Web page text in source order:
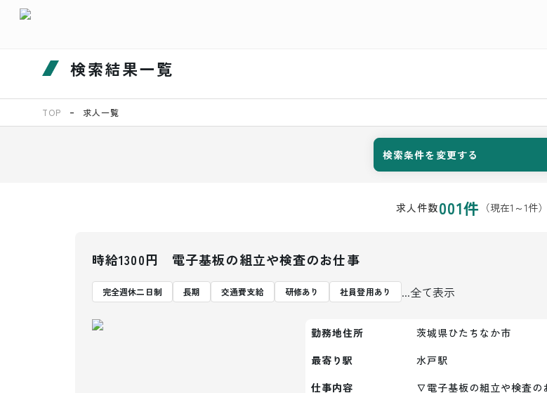
検索結果一覧
TOP 求人一覧
検索条件を変更する
求人件数001件 （現在1 ～1件）
時給1300円 電子基板の組立や検査のお仕事
完全週休二日制 長期 交通費支給 研修あり 社員登用あり ...全て表示
勤務地住所
茨城県ひたちなか市
最寄り駅
水戸駅
仕事内容
∇電子基板の組立や検査